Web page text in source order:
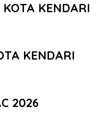
KENDARI
KENDARI
2026